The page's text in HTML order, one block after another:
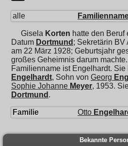
alle
Gisela Korten hatte den Beruf
Datum Dortmund ; Sekretärin BV
am 22 März 1928; Geburtsjahr
großes Geheimnis darum
Familienname ist Engelhardt. Sie
Engelhardt, Sohn von Georg
Sophie Johanne Meyer, 1953.
Dortmund .
Familie Otto
Bekannte